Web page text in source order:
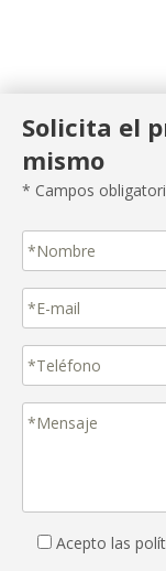
Solicita el
mismo
* Campos
Acepto las